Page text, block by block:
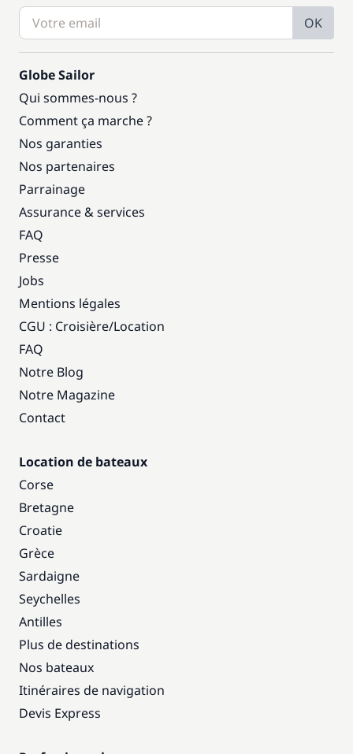
OK
Globe Sailor
Qui sommes-nous ?
Comment ça marche ?
Nos garanties
Nos partenaires
Parrainage
Assurance & services
FAQ
Presse
Jobs
Mentions légales
CGU : Croisière/Location
FAQ
Notre Blog
Notre Magazine
Contact
Location de bateaux
Corse
Bretagne
Croatie
Grèce
Sardaigne
Seychelles
Antilles
Plus de destinations
Nos bateaux
Itinéraires de navigation
Devis Express